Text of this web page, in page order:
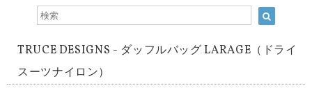
TRUCE DESIGNS - ダッフルバッグ LARAGE（ドライ
スーツナイロン）